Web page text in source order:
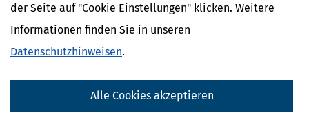
der Seite auf "Cookie Einstellungen" klicken. Weitere
Informationen finden Sie in unseren
Datenschutzhinweisen.
Alle Cookies akzeptieren